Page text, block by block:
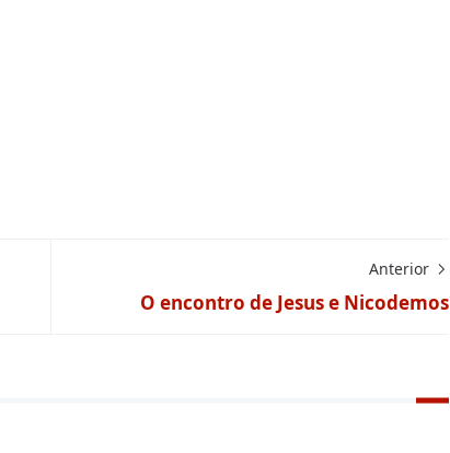
Anterior
O encontro de Jesus e Nicodemos